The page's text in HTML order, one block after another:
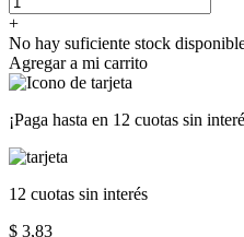
+
No hay suficiente stock
Agregar a mi carrito
¡Paga hasta en 12 cuotas sin
12 cuotas sin interés
$ 3,83